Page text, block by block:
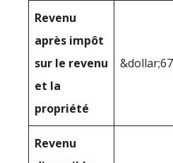
Revenu
après impôt
sur le revenu
et la
propriété
Revenu